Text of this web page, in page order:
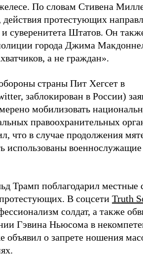
По словам Стивена
действия протестующих
суверенитета Штатов. Он
города Джима
а не граждан».
страны Пит Хегсет в
заблокирован в России)
мобилизовать
правоохранительных
что в случае продолжения
использованы военнослужащие
Трамп поблагодарил местные
В соцсети Truth
солдат, а также
Гэвина Ньюсома в
о запрете ношения